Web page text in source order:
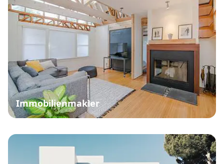
Immobilienmakler